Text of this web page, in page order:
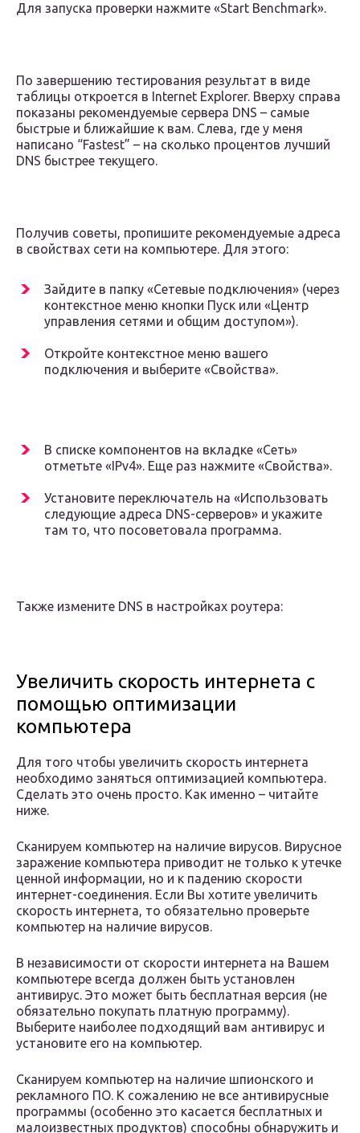
Для запуска проверки нажмите «Start Benchmark».
По завершению тестирования результат в виде
таблицы откроется в Internet Explorer. Вверху справа
показаны рекомендуемые сервера DNS – самые
быстрые и ближайшие к вам. Слева, где у меня
написано “Fastest” – на сколько процентов лучший
DNS быстрее текущего.
Получив советы, пропишите рекомендуемые адреса
в свойствах сети на компьютере. Для этого:
Зайдите в папку «Сетевые подключения» (через
контекстное меню кнопки Пуск или «Центр
управления сетями и общим доступом»).
Откройте контекстное меню вашего
подключения и выберите «Свойства».
В списке компонентов на вкладке «Сеть»
отметьте «IPv4». Еще раз нажмите «Свойства».
Установите переключатель на «Использовать
следующие адреса DNS-серверов» и укажите
там то, что посоветовала программа.
Также измените DNS в настройках роутера:
Увеличить скорость интернета с
помощью оптимизации
компьютера
Для того чтобы увеличить скорость интернета
необходимо заняться оптимизацией компьютера.
Сделать это очень просто. Как именно – читайте
ниже.
Сканируем компьютер на наличие вирусов. Вирусное
заражение компьютера приводит не только к утечке
ценной информации, но и к падению скорости
интернет-соединения. Если Вы хотите увеличить
скорость интернета, то обязательно проверьте
компьютер на наличие вирусов.
В независимости от скорости интернета на Вашем
компьютере всегда должен быть установлен
антивирус. Это может быть бесплатная версия (не
обязательно покупать платную программу).
Выберите наиболее подходящий вам антивирус и
установите его на компьютер.
Сканируем компьютер на наличие шпионского и
рекламного ПО. К сожалению не все антивирусные
программы (особенно это касается бесплатных и
малоизвестных продуктов) способны обнаружить и